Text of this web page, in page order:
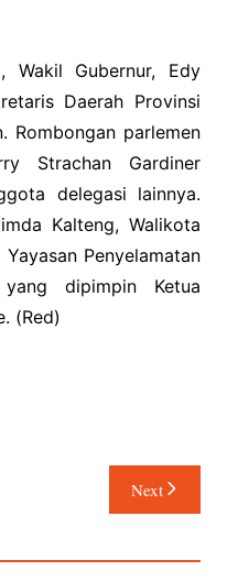
Wakil Gubernur, Edy
Daerah Provinsi
Rombongan parlemen
Strachan Gardiner
delegasi lainnya.
Kalteng, Walikota
Penyelamatan
dipimpin Ketua
(Red)
Next